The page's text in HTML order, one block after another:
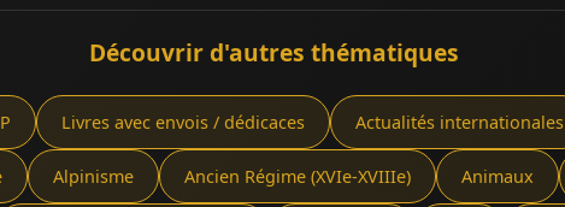
Découvrir d'autres thématiques
Livres avec envois / dédicaces Actualités internationales
Alpinisme Ancien Régime (XVIe-XVIIIe) Animaux